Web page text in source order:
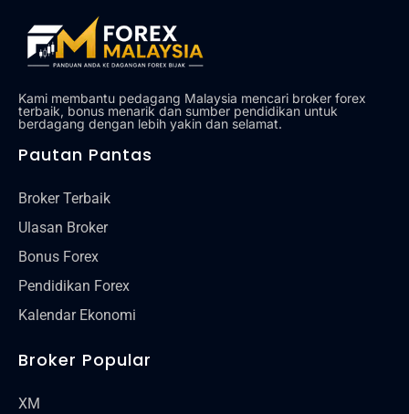
Kami membantu pedagang Malaysia mencari broker forex
terbaik, bonus menarik dan sumber pendidikan untuk
berdagang dengan lebih yakin dan selamat.
Pautan Pantas
Broker Terbaik
Ulasan Broker
Bonus Forex
Pendidikan Forex
Kalendar Ekonomi
Broker Popular
XM